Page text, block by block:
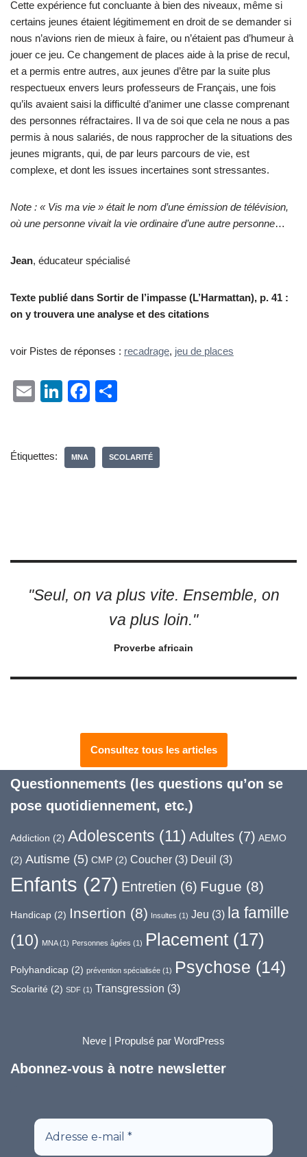
Cette expérience fut concluante à bien des niveaux, même si
certains jeunes étaient légitimement en droit de se demander si
nous n’avions rien de mieux à faire, ou n’étaient pas d’humeur à
jouer ce jeu. Ce changement de places aide à la prise de recul,
et a permis entre autres, aux jeunes d’être par la suite plus
respectueux envers leurs professeurs de Français, une fois
qu’ils avaient saisi la difficulté d’animer une classe comprenant
des personnes réfractaires. Il va de soi que cela ne nous a pas
permis à nous salariés, de nous rapprocher de la situations des
jeunes migrants, qui, de par leurs parcours de vie, est
complexe, et dont les issues incertaines sont stressantes.
Note : « Vis ma vie » était le nom d’une émission de télévision,
où une personne vivait la vie ordinaire d’une autre personne…
Jean, éducateur spécialisé
Texte publié dans Sortir de l’impasse (L’Harmattan), p. 41 :
on y trouvera une analyse et des citations
voir Pistes de réponses : recadrage, jeu de places
E
Li
e
F
e
g
Étiquettes: MNA SCOLARITÉ
"Seul, on va plus vite. Ensemble, on
va plus loin."
Proverbe africain
Consultez tous les articles
Questionnements (les questions qu’on se
pose quotidiennement, etc.)
Addiction (2) Adolescents (11) Adultes (7) AEMO
(2) Autisme (5) CMP (2) Coucher (3) Deuil (3)
Enfants (27) Entretien (6) Fugue (8)
Handicap (2) Insertion (8) Insultes (1) Jeu (3) la famille
(10) MNA(1) Personnes âgées (1) Placement (17)
Polyhandicap (2) prévention spécialisée (1) Psychose (14)
Scolarité (2) SDF (1) Transgression (3)
Neve | Propulsé par WordPress
Abonnez-vous à notre newsletter